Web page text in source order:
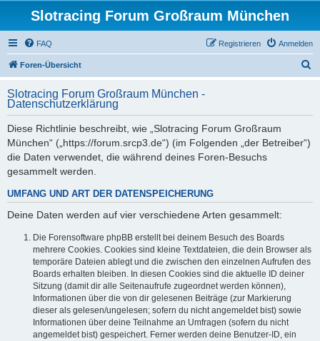
Slotracing Forum Großraum München
FAQ Anmelden
Registrieren
Foren-Übersicht
h
Slotracing Forum Großraum München -
Datenschutzerklärung
Diese Richtlinie beschreibt, wie „Slotracing Forum Großraum
München“ („https://forum.srcp3.de“) (im Folgenden „der Betreiber“)
die Daten verwendet, die während deines Foren-Besuchs
gesammelt werden.
UMFANG UND ART DER DATENSPEICHERUNG
Deine Daten werden auf vier verschiedene Arten gesammelt:
Die Forensoftware phpBB erstellt bei deinem Besuch des Boards
mehrere Cookies. Cookies sind kleine Textdateien, die dein Browser als
temporäre Dateien ablegt und die zwischen den einzelnen Aufrufen des
Boards erhalten bleiben. In diesen Cookies sind die aktuelle ID deiner
Sitzung (damit dir alle Seitenaufrufe zugeordnet werden können),
Informationen über die von dir gelesenen Beiträge (zur Markierung
dieser als gelesen/ungelesen; sofern du nicht angemeldet bist) sowie
Informationen über deine Teilnahme an Umfragen (sofern du nicht
angemeldet bist) gespeichert. Ferner werden deine Benutzer-ID, ein